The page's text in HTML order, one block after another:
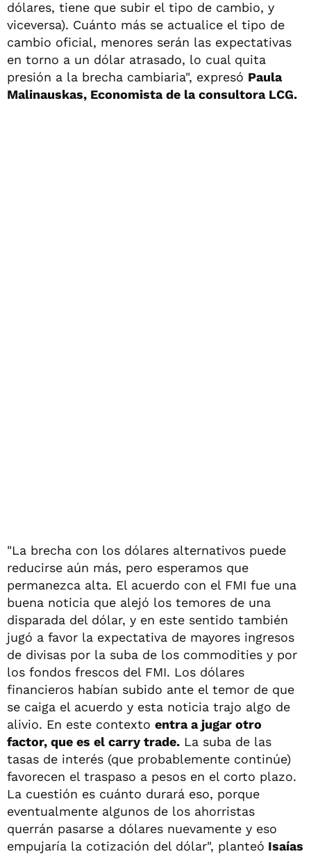
dólares, tiene que subir el tipo de cambio, y
viceversa). Cuánto más se actualice el tipo de
cambio oficial, menores serán las expectativas
en torno a un dólar atrasado, lo cual quita
presión a la brecha cambiaria", expresó Paula
Malinauskas, Economista de la consultora LCG.
"La brecha con los dólares alternativos puede
reducirse aún más, pero esperamos que
permanezca alta. El acuerdo con el FMI fue una
buena noticia que alejó los temores de una
disparada del dólar, y en este sentido también
jugó a favor la expectativa de mayores ingresos
de divisas por la suba de los commodities y por
los fondos frescos del FMI. Los dólares
financieros habían subido ante el temor de que
se caiga el acuerdo y esta noticia trajo algo de
alivio. En este contexto entra a jugar otro
factor, que es el carry trade. La suba de las
tasas de interés (que probablemente continúe)
favorecen el traspaso a pesos en el corto plazo.
La cuestión es cuánto durará eso, porque
eventualmente algunos de los ahorristas
querrán pasarse a dólares nuevamente y eso
empujaría la cotización del dólar", planteó Isaías